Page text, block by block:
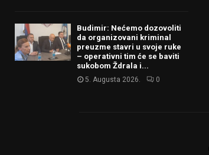
Budimir: Nećemo dozovoliti
da organizovani kriminal
preuzme stavri u svoje ruke
– operativni tim će se baviti
sukobom Ždrala i...
5. Augusta 2026. 0